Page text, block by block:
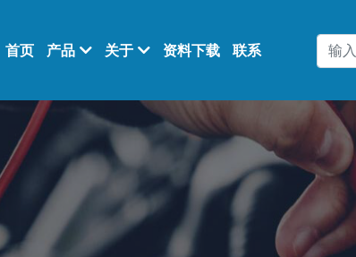
首页 产品 关于 资料下载 联系